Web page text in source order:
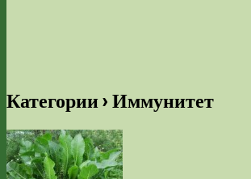
Категории › Иммунитет